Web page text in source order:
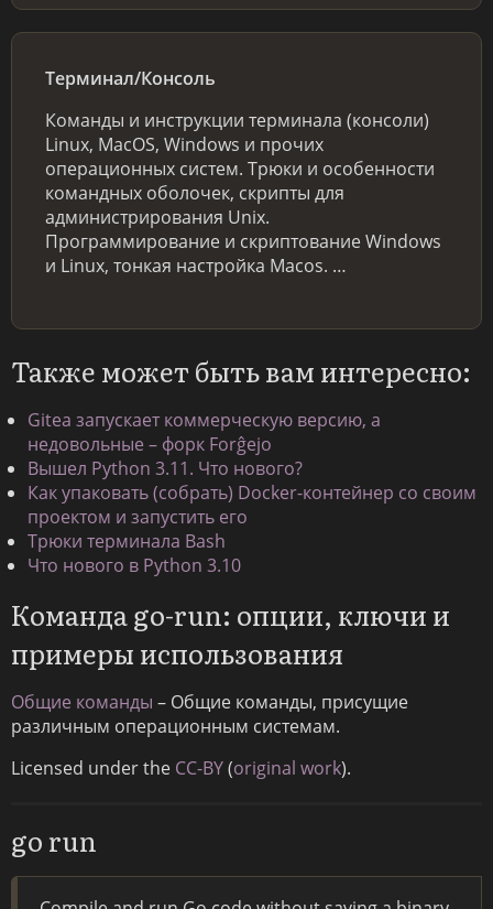
Терминал/Консоль
Команды и инструкции терминала (консоли)
Linux, MacOS, Windows и прочих
операционных систем. Трюки и особенности
командных оболочек, скрипты для
администрирования Unix.
Программирование и скриптование Windows
и Linux, тонкая настройка Macos. …
Также может быть вам интересно:
Gitea запускает коммерческую версию, а
недовольные – форк Forĝejo
Вышел Python 3.11. Что нового?
Как упаковать (собрать) Docker-контейнер со своим
проектом и запустить его
Трюки терминала Bash
Что нового в Python 3.10
Команда go-run: опции, ключи и
примеры использования
Общие команды – Общие команды, присущие
различным операционным системам.
Licensed under the CC-BY(original work).
go run